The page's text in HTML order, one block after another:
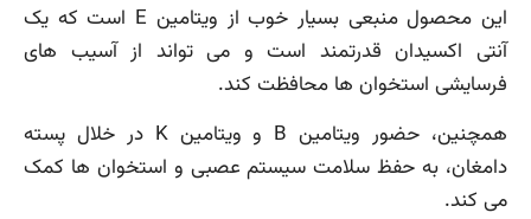
این محصول منبعی بسیار خوب از ویتامین E است که یک
آنتی اکسیدان قدرتمند است و می تواند از آسیب های
فرسایشی استخوان ها محافظت کند.
همچنین، حضور ویتامین B و ویتامین K در خلال پسته
دامغان، به حفظ سلامت سیستم عصبی و استخوان ها کمک
می کند.